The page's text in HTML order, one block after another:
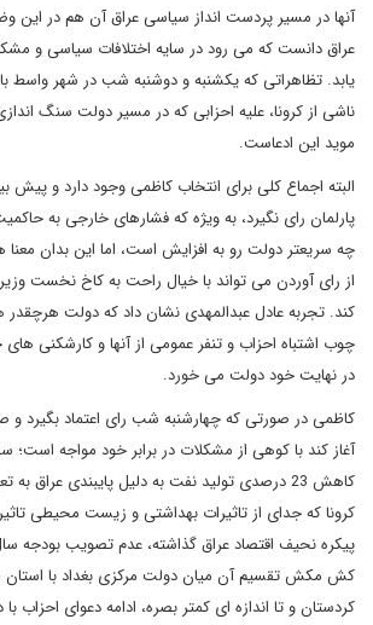
آنها در مسیر پردست انداز سیاسی عراق آن هم در
عراق دانست که می رود در سایه اختلافات سیاسی و
یابد. تظاهراتی که یکشنبه و دوشنبه شب در شهر واسط
ناشی از کرونا، علیه احزابی که در مسیر دولت سنگ
موید این ادعاست.
البته اجماع کلی برای انتخاب کاظمی وجود دارد و پیش
پارلمان رای نگیرد، به ویژه که فشارهای خارجی به
چه سریعتر دولت رو به افزایش است، اما این بدان
از رای آوردن می تواند با خیال راحت به کاخ نخست
کند. تجربه عادل عبدالمهدی نشان داد که دولت هرچقدر
چوب اشتباه احزاب و تنفر عمومی از آنها و کارشکنی
در نهایت خود دولت می خورد.
کاظمی در صورتی که چهارشنبه شب رای اعتماد بگیرد و
آغاز کند با کوهی از مشکلات در برابر خود مواجه
کاهش 23 درصدی تولید نفت به دلیل پایبندی عراق
کرونا که جدای از تاثیرات بهداشتی و زیست محیطی
کش مکش تقسیم آن میان دولت مرکزی بغداد با استان
کردستان و تا اندازه ای کمتر بصره، ادامه دعوای احزاب